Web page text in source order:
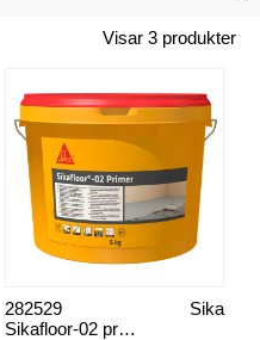
Visar 3 produkter
Sikafloor-02 primer
Sika
282529